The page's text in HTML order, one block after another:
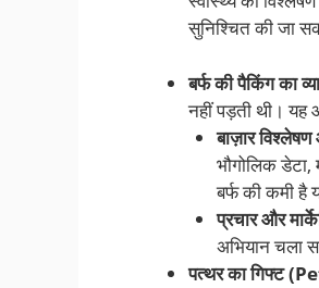
सुनिश्चित की जा
बर्फ की पैकिंग का
नहीं पड़ती थी।
बाज़ार
भौगोलिक
बर्फ की कमी है
प्रचार और
अभियान चला
पत्थर का गिफ्ट